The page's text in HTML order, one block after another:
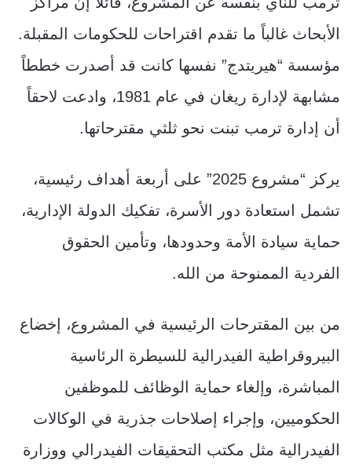
الأبحاث غالباً ما تقدم اقتراحات للحكومات المقبلة.
مؤسسة “هيريتدج” نفسها كانت قد أصدرت خططاً
مشابهة لإدارة ريغان في عام 1981، وادعت لاحقاً
أن إدارة ترمب تبنت نحو ثلثي مقترحاتها.
يركز “مشروع 2025” على أربعة أهداف رئيسية،
تشمل استعادة دور الأسرة، تفكيك الدولة الإدارية،
حماية سيادة الأمة وحدودها، وتأمين الحقوق
الفردية الممنوحة من الله.
من بين المقترحات الرئيسية في المشروع، إخضاع
البيروقراطية الفيدرالية للسيطرة الرئاسية
المباشرة، وإلغاء حماية الوظائف للموظفين
الحكوميين، وإجراء إصلاحات جذرية في الوكالات
الفيدرالية مثل مكتب التحقيقات الفيدرالي ووزارة